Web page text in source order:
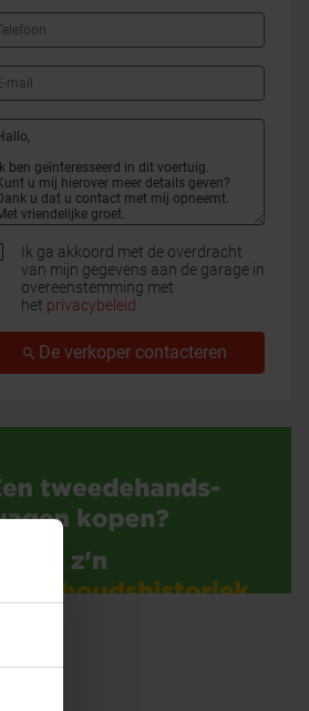
Ik ga akkoord met de overdracht
van mijn gegevens aan de garage in
overeenstemming met
het privacybeleid
De verkoper contacteren